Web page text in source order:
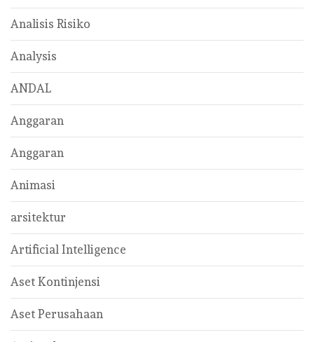
Analisis Risiko
Analysis
ANDAL
Anggaran
Anggaran
Animasi
arsitektur
Artificial Intelligence
Aset Kontinjensi
Aset Perusahaan